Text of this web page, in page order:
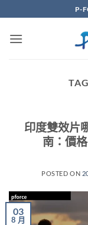
to
content
P-
印度雙效片
南：價
POSTED ON
03
8 月